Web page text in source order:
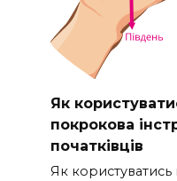
Як
покрокова
початківців
Як